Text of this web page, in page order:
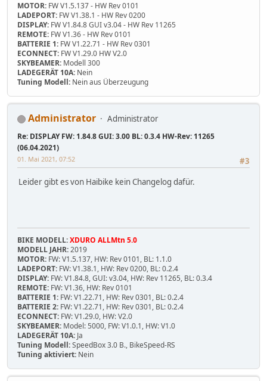
MOTOR: FW V1.5.137 - HW Rev 0101
LADEPORT: FW V1.38.1 - HW Rev 0200
DISPLAY: FW V1.84.8 GUI v3.04 - HW Rev 11265
REMOTE: FW V1.36 - HW Rev 0101
BATTERIE 1: FW V1.22.71 - HW Rev 0301
ECONNECT: FW V1.29.0 HW V2.0
SKYBEAMER: Modell 300
LADEGERÄT 10A: Nein
Tuning Modell: Nein aus Überzeugung
Administrator Administrator
Re: DISPLAY FW: 1.84.8 GUI: 3.00 BL: 0.3.4 HW-Rev: 11265
(06.04.2021)
#3
01. Mai 2021, 07:52
Leider gibt es von Haibike kein Changelog dafür.
BIKE MODELL:XDURO ALLMtn 5.0
MODELL JAHR:2019
MOTOR: FW: V1.5.137, HW: Rev 0101, BL: 1.1.0
LADEPORT: FW: V1.38.1, HW: Rev 0200, BL: 0.2.4
DISPLAY: FW: V1.84.8, GUI: v3.04, HW: Rev 11265, BL: 0.3.4
REMOTE: FW: V1.36, HW: Rev 0101
BATTERIE 1: FW: V1.22.71, HW: Rev 0301, BL: 0.2.4
BATTERIE 2: FW: V1.22.71, HW: Rev 0301, BL: 0.2.4
ECONNECT: FW: V1.29.0, HW: V2.0
SKYBEAMER: Model: 5000, FW: V1.0.1, HW: V1.0
LADEGERÄT 10A: Ja
Tuning Modell:SpeedBox 3.0 B., BikeSpeed-RS
Tuning aktiviert: Nein